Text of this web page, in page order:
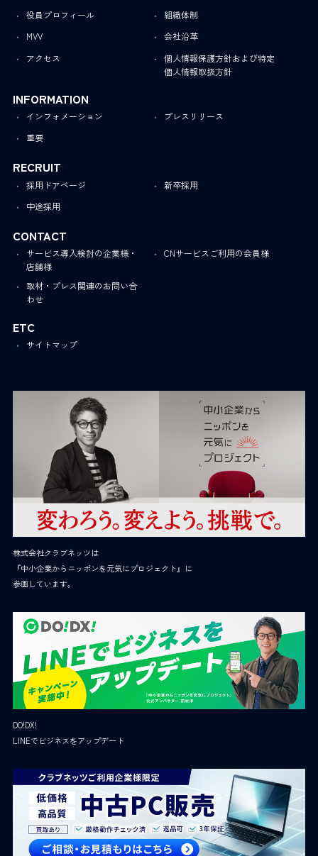
役員プロフィール
組織体制
MVV
会社沿革
アクセス
個人情報保護方針および特定
個人情報取扱方針
INFORMATION
インフォメーション
プレスリリース
重要
RECRUIT
採用ドアページ
新卒採用
中途採用
CONTACT
サービス導入検討の企業様・
店舗様
CNサービスご利用の会員様
取材・プレス関連のお問い合
わせ
ETC
サイトマップ
株式会社クラブネッツは
『中小企業からニッポンを元気にプロジェクト』に
参画しています。
DO!DX!
LINEでビジネスをアップデート